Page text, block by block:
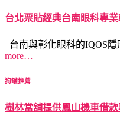
台北票貼經典台南眼科專
台南與彰化眼科的IQOS隱
more…
狗罐推薦
樹林當舖提供鳳山機車借